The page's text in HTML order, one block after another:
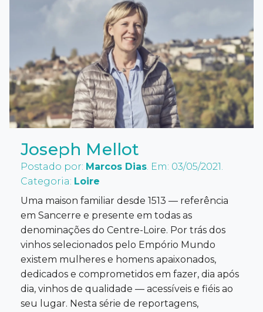
Joseph Mellot
Postado por: Marcos Dias. Em: 03/05/2021.
Categoria: Loire
Uma maison familiar desde 1513 — referência
em Sancerre e presente em todas as
denominações do Centre-Loire. Por trás dos
vinhos selecionados pelo Empório Mundo
existem mulheres e homens apaixonados,
dedicados e comprometidos em fazer, dia após
dia, vinhos de qualidade — acessíveis e fiéis ao
seu lugar. Nesta série de reportagens,